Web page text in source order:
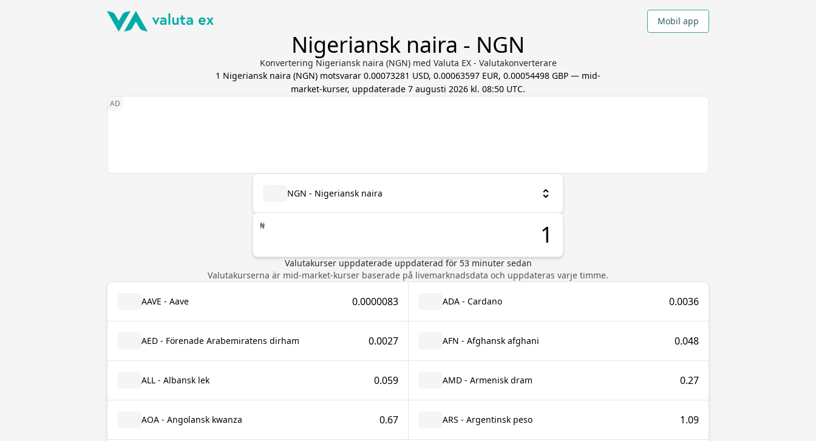
Mobil app
Nigeriansk naira - NGN
Konvertering Nigeriansk naira (NGN) med Valuta EX - Valutakonverterare
1 Nigeriansk naira (NGN) motsvarar 0.00073281 USD, 0.00063597 EUR, 0.00054498 GBP — mid-
market-kurser, uppdaterade 7 augusti 2026 kl. 08:50 UTC.
NGN - Nigeriansk naira
₦
Valutakurser uppdaterade uppdaterad för 53minuter sedan
Valutakurserna är mid-market-kurser baserade på livemarknadsdata och uppdateras varje timme.
AAVE - Aave 0.0000083 ADA - Cardano 0.0036
AED - Förenade Arabemiratens dirham 0.0027 AFN - Afghansk afghani 0.048
ALL - Albansk lek 0.059 AMD - Armenisk dram 0.27
AOA - Angolansk kwanza 0.67 ARS - Argentinsk peso 1.09